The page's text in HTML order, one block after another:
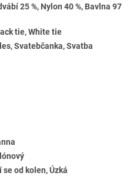
25 %, Nylon 40 %, Bavlna 97
tie, White tie
Svatebčanka, Svatba
se od kolen, Úzká